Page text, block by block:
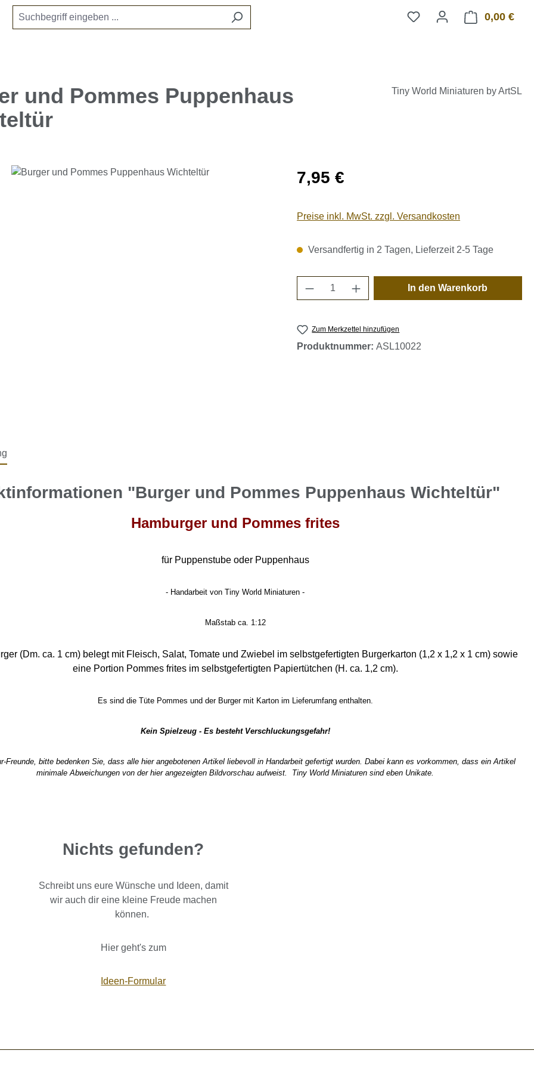
0,00 €
und Pommes Puppenhaus
Tiny World Miniaturen by ArtSL
überspringen Regulärer Preis:
7,95 €
Preise inkl. MwSt. zzgl. Versandkosten
Versandfertig in 2 Tagen, Lieferzeit 2-5 Tage
Produkt Anzahl: Gib den
In den Warenkorb
Zum Merkzettel hinzufügen
Produktnummer:ASL10022
"Burger und Pommes Puppenhaus Wichteltür"
Hamburger und Pommes frites
für Puppenstube oder Puppenhaus
- Handarbeit von Tiny World Miniaturen -
Maßstab ca. 1:12
(Dm. ca. 1 cm) belegt mit Fleisch, Salat, Tomate und Zwiebel im selbstgefertigten Burgerkarton (1,2 x 1,2 x 1 cm) sowie
eine Portion Pommes frites im selbstgefertigten Papiertütchen (H. ca. 1,2 cm).
Es sind die Tüte Pommes und der Burger mit Karton im Lieferumfang enthalten.
Kein Spielzeug - Es besteht Verschluckungsgefahr!
Freunde, bitte bedenken Sie, dass alle hier angebotenen Artikel liebevoll in Handarbeit gefertigt wurden. Dabei kann es vorkommen, dass ein Artikel
minimale Abweichungen von der hier angezeigten Bildvorschau aufweist. Tiny World Miniaturen sind eben Unikate.
Nichts gefunden?
Schreibt uns eure Wünsche und Ideen, damit
wir auch dir eine kleine Freude machen
können.
Hier geht's zum
Ideen-Formular